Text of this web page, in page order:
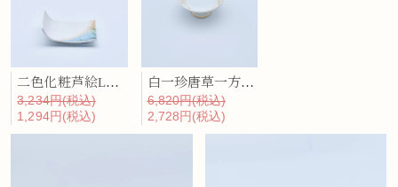
二色化粧芦絵L形中付
3,234円(税込)
1,294円(税込)
白一珍唐草一方捻り天皿
6,820円(税込)
2,728円(税込)